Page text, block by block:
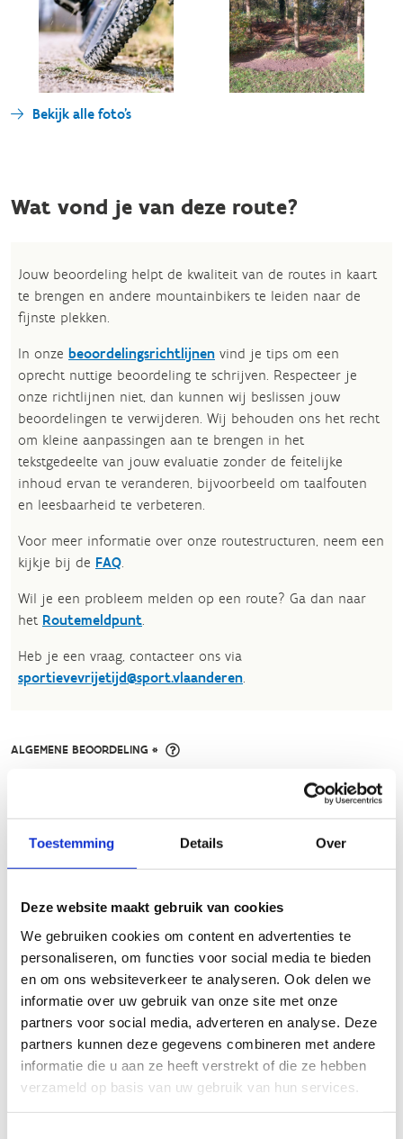
Toestemming Details Over
Deze website maakt gebruik van cookies
We gebruiken cookies om content en advertenties te
personaliseren, om functies voor social media te bieden
en om ons websiteverkeer te analyseren. Ook delen we
informatie over uw gebruik van onze site met onze
partners voor social media, adverteren en analyse. Deze
partners kunnen deze gegevens combineren met andere
informatie die u aan ze heeft verstrekt of die ze hebben
verzameld op basis van uw gebruik van hun services.
Bekijk alle foto's
Wat vond je van deze route?
Jouw beoordeling helpt de kwaliteit van de routes in kaart
te brengen en andere mountainbikers te leiden naar de
fijnste plekken.
In onze beoordelingsrichtlijnen vind je tips om een
oprecht nuttige beoordeling te schrijven. Respecteer je
onze richtlijnen niet, dan kunnen wij beslissen jouw
beoordelingen te verwijderen. Wij behouden ons het recht
om kleine aanpassingen aan te brengen in het
tekstgedeelte van jouw evaluatie zonder de feitelijke
inhoud ervan te veranderen, bijvoorbeeld om taalfouten
en leesbaarheid te verbeteren.​
Voor meer informatie over onze routestructuren, neem een
kijkje bij de FAQ.
Wil je een probleem melden op een route? Ga dan naar
het Routemeldpunt.
Heb je een vraag, contacteer ons via
sportievevrijetijd@sport.vlaanderen.​
ALGEMENE BEOORDELING *
FYSIEKE INSPANNING
TECHNISCHE MOEILIJKHEIDSGRAAD
makkelijk moeilijk
BEWEGWIJZERING
TIP:ontbrekende signalisatie kan je melden via het
Routemeldpunt